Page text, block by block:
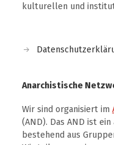
kulturellen und
Anarchistische
Wir sind organisiert im
(AND). Das AND ist
bestehend aus